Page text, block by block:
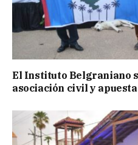
El Instituto Belgraniano
asociación civil y